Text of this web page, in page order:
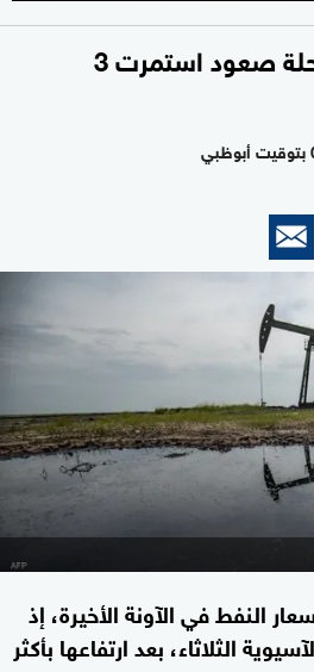
أسعار النفط تنهي رحلة صعود استمرت 3
النفط في الآونة الأخيرة، إذ
الثلاثاء، بعد ارتفاعها بأكثر